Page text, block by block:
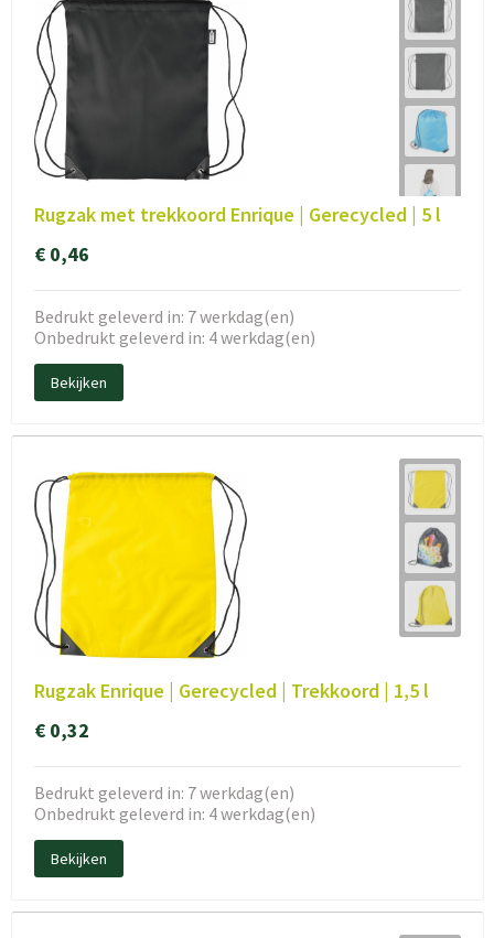
Rugzak met trekkoord Enrique | Gerecycled | 5 l
€ 0,46
Bedrukt geleverd in: 7 werkdag(en)
Onbedrukt geleverd in: 4 werkdag(en)
Bekijken
Rugzak Enrique | Gerecycled | Trekkoord | 1,5 l
€ 0,32
Bedrukt geleverd in: 7 werkdag(en)
Onbedrukt geleverd in: 4 werkdag(en)
Bekijken